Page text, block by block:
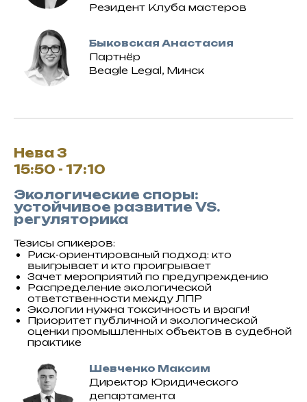
Резидент Клуба мастеров
Быковская Анастасия
Партнёр
Beagle Legal, Минск
Нева 3
15:50 - 17:10
Экологические споры:
устойчивое развитие VS.
регуляторика
Тезисы спикеров:
Риск-ориентированый подход: кто
выигрывает и кто проигрывает
Зачет мероприятий по предупреждению
Распределение экологической
ответственности между ЛПР
Экологии нужна токсичность и враги!
Приоритет публичной и экологической
оценки промышленных объектов в судебной
практике
Шевченко Максим
Директор Юридического
департамента